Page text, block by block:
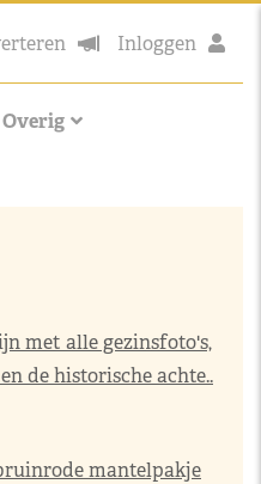
Inloggen
Overig
met alle gezinsfoto's,
de historische achte..
mantelpakje